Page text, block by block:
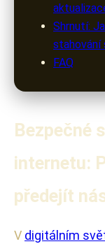
Shrnutí:
FAQ
Bezpečné
internetu:
předejít
V digitálním